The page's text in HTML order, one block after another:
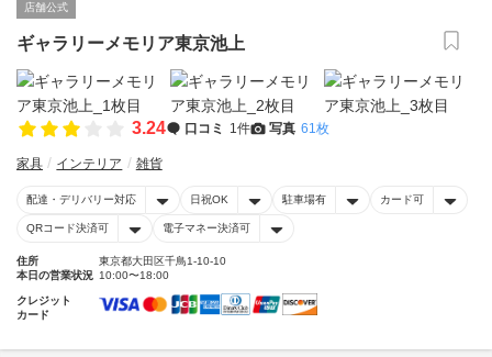
店舗公式
ギャラリーメモリア東京池上
3.24 口コミ 1件 写真 61枚
家具 インテリア 雑貨
配達・デリバリー対応 日祝OK 駐車場有 カード可
QRコード決済可 電子マネー決済可
住所
東京都大田区千鳥1-10-10
本日の営業状況 10:00〜18:00
クレジット
カード